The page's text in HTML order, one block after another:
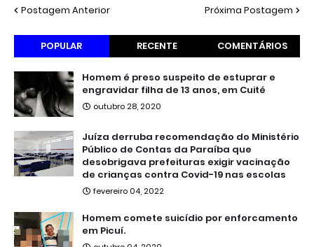
Postagem Anterior Próxima Postagem
POPULAR RECENTE COMENTÁRIOS
Homem é preso suspeito de estuprar e
engravidar filha de 13 anos, em Cuité
outubro 28, 2020
Juíza derruba recomendação do Ministério
Público de Contas da Paraíba que
desobrigava prefeituras exigir vacinação
de crianças contra Covid-19 nas escolas
fevereiro 04, 2022
Homem comete suicídio por enforcamento
em Picuí.